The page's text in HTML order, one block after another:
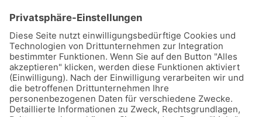
etwa 20 Minuten bei wenig Hitze kochen lassen.
damit sie sich leicht schälen lassen. Die geschälten
Tomaten in kleine Würfel oder Ringe schneiden und
unter das Kraut mengen. Weitere 10 Minuten auf
kleiner Flamme kochen lassen. Anschließend Créme
fraîche unterziehen.
Das Tomatenkraut wird in der klassischen Wiener
Küche häufig zu Schweinebraten serviert!